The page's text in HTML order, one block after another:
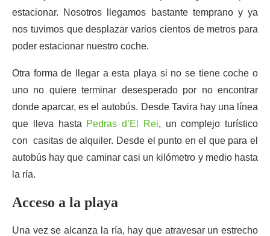
estacionar. Nosotros llegamos bastante temprano y ya
nos tuvimos que desplazar varios cientos de metros para
poder estacionar nuestro coche.
Otra forma de llegar a esta playa si no se tiene coche o
uno no quiere terminar desesperado por no encontrar
donde aparcar, es el autobús. Desde Tavira hay una línea
que lleva hasta Pedras d’El Rei, un complejo turístico
con casitas de alquiler. Desde el punto en el que para el
autobús hay que caminar casi un kilómetro y medio hasta
la ría.
Acceso a la playa
Una vez se alcanza la ría, hay que atravesar un estrecho